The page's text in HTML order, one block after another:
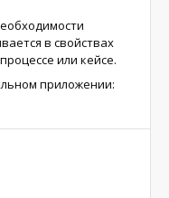
в свойствах
или кейсе.
приложении: